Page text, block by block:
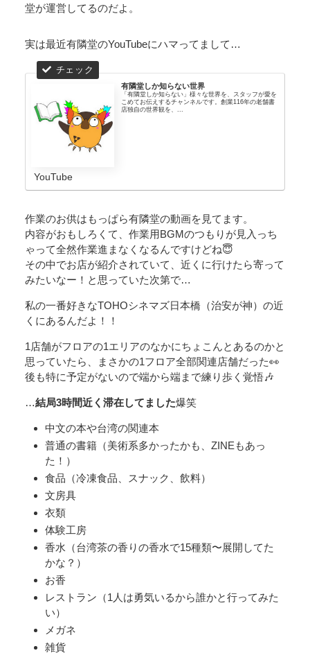
堂が運営してるのだよ。
実は最近有隣堂のYouTubeにハマってまして…
有隣堂しか知らない世界
「有隣堂しか知らない」様々な世界を、スタッフが愛を
こめてお伝えするチャンネルです。創業116年の老舗書
店独自の世界観を、...
YouTube
作業のお供はもっぱら有隣堂の動画を見てます。
内容がおもしろくて、作業用BGMのつもりが見入っち
ゃって全然作業進まなくなるんですけどね😇
その中でお店が紹介されていて、近くに行けたら寄って
みたいなー！と思っていた次第で…
私の一番好きなTOHOシネマズ日本橋（治安が神）の近
くにあるんだよ！！
1店舗がフロアの1エリアのなかにちょこんとあるのかと
思っていたら、まさかの1フロア全部関連店舗だった👀
後も特に予定がないので端から端まで練り歩く覚悟🎶
…結局3時間近く滞在してました爆笑
中文の本や台湾の関連本
普通の書籍（美術系多かったかも、ZINEもあっ
た！）
食品（冷凍食品、スナック、飲料）
文房具
衣類
体験工房
香水（台湾茶の香りの香水で15種類〜展開してた
かな？）
お香
レストラン（1人は勇気いるから誰かと行ってみた
い）
メガネ
雑貨